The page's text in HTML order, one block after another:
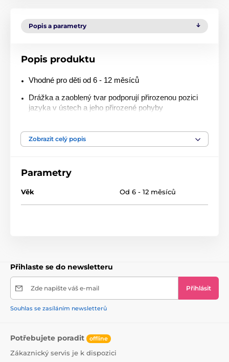
Popis a parametry
Popis produktu
Vhodné pro děti od 6 - 12 měsíců
Drážka a zaoblený tvar podporují přirozenou pozici
jazyka v ústech a jeho přirozené pohyby
a jazyka během růstu dítěte
Zboží je odesíláno náhodně. Přesný požadavek lze napsat pod
Zobrazit celý popis
Parametry
Věk Od 6 - 12 měsíců
Přihlaste se do newsletteru
Zde napište váš e-mail Přihlásit
Souhlas se zasíláním newsletterů
Potřebujete poradit offline
Zákaznický servis je k dispozici